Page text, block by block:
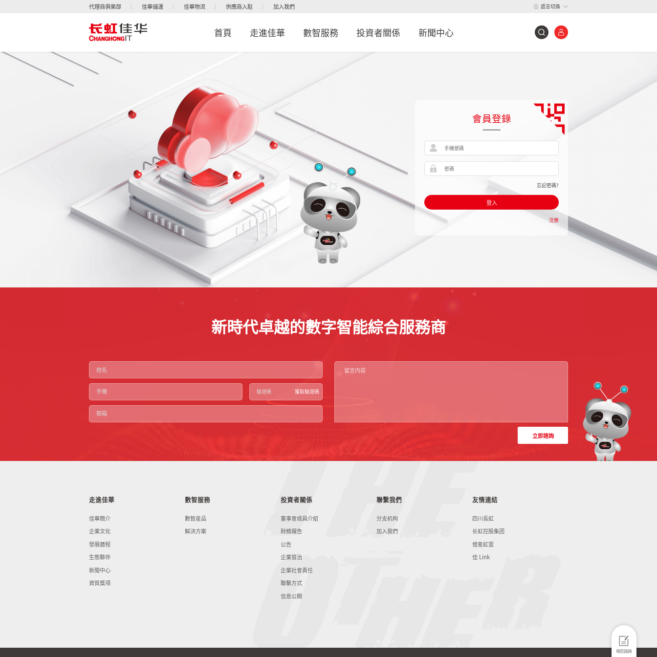
代理商俱樂部 佳華儲運 佳華物流 供應商入駐 加入我們 語言切換
首頁 走進佳華 數智服務 投資者關係 新聞中心
會員登錄
忘記密碼?
登入
注册
項目諮詢
新時代卓越的數字智能綜合服務商
獲取驗證碼
立即諮詢
走進佳華
佳華簡介
企業文化
發展曆程
生態夥伴
新聞中心
資質獎項
數智服務
數智産品
解決方案
投資者關係
董事會成員介紹
財務報告
公告
企業管治
企業社會責任
聯繫方式
信息公開
聯繫我們
分支机构
加入我們
友情連結
四川長虹
长虹控股集团
億氪虹雲
佳 Link